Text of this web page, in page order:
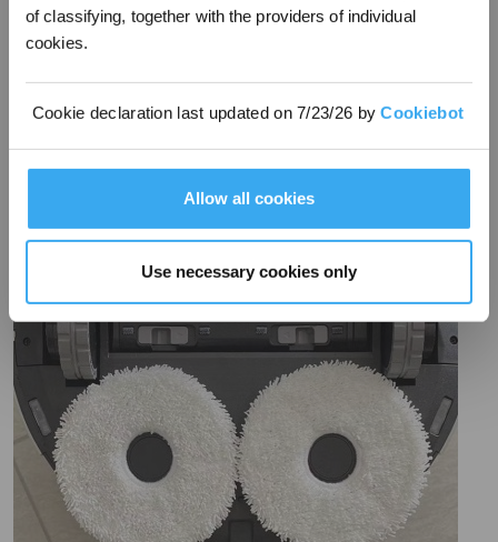
of classifying, together with the providers of individual
cookies.
Cookie declaration last updated on 7/23/26 byCookiebot
Allow all cookies
Use necessary cookies only